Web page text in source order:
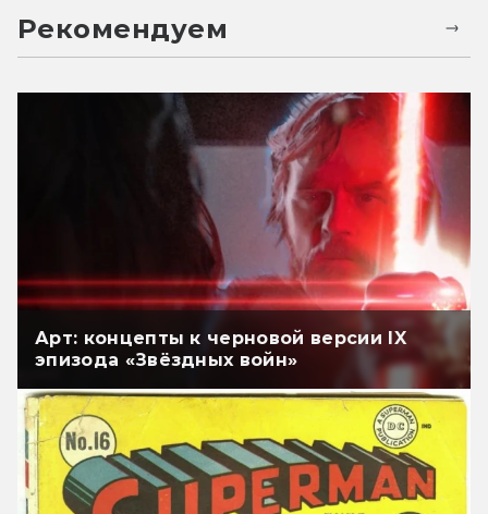
Рекомендуем
Арт: концепты к черновой версии IX
эпизода «Звёздных войн»